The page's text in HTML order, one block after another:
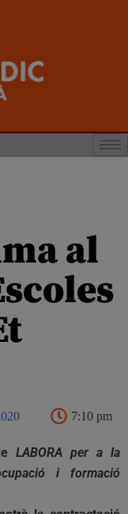
al
7:10 pm
LABORA per a la
i formació